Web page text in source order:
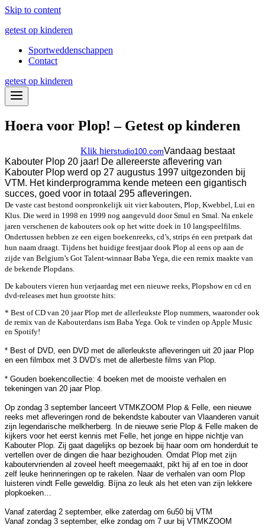
Skip to content
getest op kinderen
Sportweddenschappen
Contact
getest op kinderen
Hoera voor Plop! – Getest op kinderen
Klik hierstudio100.comVandaag bestaat
Kabouter Plop 20 jaar! De allereerste aflevering van
Kabouter Plop werd op 27 augustus 1997 uitgezonden bij
VTM. Het kinderprogramma kende meteen een gigantisch
succes, goed voor in totaal 295 afleveringen.
De vaste cast bestond oorspronkelijk uit vier kabouters, Plop, Kwebbel, Lui en
Klus. Die werd in 1998 en 1999 nog aangevuld door Smul en Smal. Na enkele
jaren verschenen de kabouters ook op het witte doek in 10 langspeelfilms.
Ondertussen hebben ze een eigen boekenreeks, cd’s, strips én een pretpark dat
hun naam draagt. Tijdens het huidige feestjaar dook Plop al eens op aan de
zijde van Belgium’s Got Talent-winnaar Baba Yega, die een remix maakte van
de bekende Plopdans.
De kabouters vieren hun verjaardag met een nieuwe reeks, Plopshow en cd en
dvd-releases met hun grootste hits:
* Best of CD van 20 jaar Plop met de allerleukste Plop nummers, waaronder ook
de remix van de Kabouterdans ism Baba Yega. Ook te vinden op Apple Music
en Spotify!
* Best of DVD, een DVD met de allerleukste afleveringen uit 20 jaar Plop
en een filmbox met 3 DVD’s met de allerbeste films van Plop.
* Gouden boekencollectie: 4 boeken met de mooiste verhalen en
tekeningen van 20 jaar Plop.
Op zondag 3 september lanceert VTMKZOOM Plop & Felle, een nieuwe
reeks met afleveringen rond de bekendste kabouter van Vlaanderen vanuit
zijn legendarische melkherberg. In de nieuwe serie Plop & Felle maken de
kijkers voor het eerst kennis met Felle, het jonge en hippe nichtje van
Kabouter Plop. Zij gaat dagelijks op bezoek bij haar oom om honderduit te
vertellen over de dingen die haar bezighouden. Omdat Plop met zijn
kaboutervrienden al zoveel heeft meegemaakt, pikt hij af en toe in door
zelf leuke herinneringen op te rakelen. Naar de verhalen van oom Plop
luisteren vindt Felle geweldig. Bíjna zo leuk als het eten van zijn lekkere
plopkoeken…
Vanaf zaterdag 2 september, elke zaterdag om 6u50 bij VTM
Vanaf zondag 3 september, elke zondag om 7 uur bij VTMKZOOM